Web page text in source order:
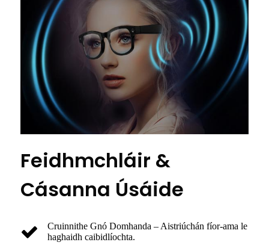
Feidhmchláir &
Cásanna Úsáide
Cruinnithe Gnó Domhanda – Aistriúchán fíor-ama le
haghaidh caibidlíochta.